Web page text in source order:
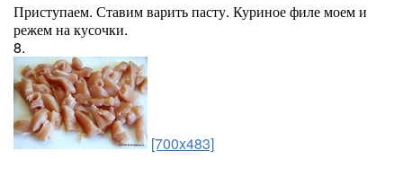
Приступаем. Ставим варить пасту. Куриное филе моем и
режем на кусочки.
8.
[700x483]